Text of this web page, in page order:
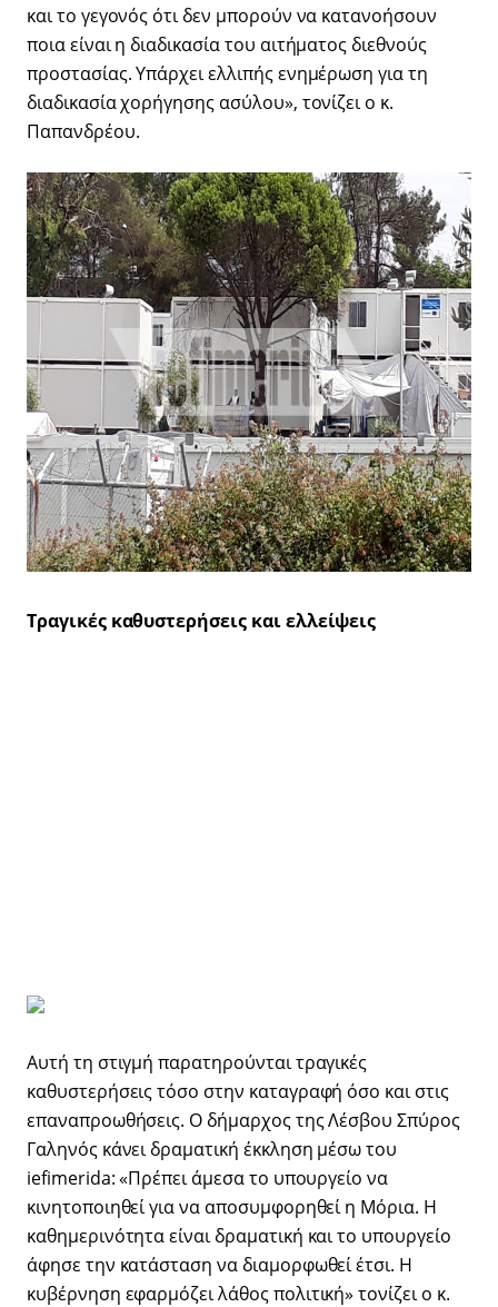
και το γεγονός ότι δεν μπορούν να κατανοήσουν
ποια είναι η διαδικασία του αιτήματος διεθνούς
προστασίας. Υπάρχει ελλιπής ενημέρωση για τη
διαδικασία χορήγησης ασύλου», τονίζει ο κ.
Παπανδρέου.
Τραγικές καθυστερήσεις και ελλείψεις
Αυτή τη στιγμή παρατηρούνται τραγικές
καθυστερήσεις τόσο στην καταγραφή όσο και στις
επαναπροωθήσεις. Ο δήμαρχος της Λέσβου Σπύρος
Γαληνός κάνει δραματική έκκληση μέσω του
iefimerida: «Πρέπει άμεσα το υπουργείο να
κινητοποιηθεί για να αποσυμφορηθεί η Μόρια. Η
καθημερινότητα είναι δραματική και το υπουργείο
άφησε την κατάσταση να διαμορφωθεί έτσι. Η
κυβέρνηση εφαρμόζει λάθος πολιτική» τονίζει ο κ.